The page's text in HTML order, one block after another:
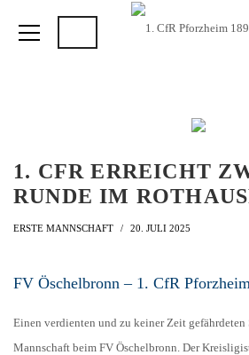
1. CFR ERREICHT
RUNDE IM
ERSTE MANNSCHAFT 20. JULI 2025
FV Öschelbronn – 1. CfR
Einen verdienten und zu keiner Zeit gefährdeten
Mannschaft beim FV Öschelbronn. Der